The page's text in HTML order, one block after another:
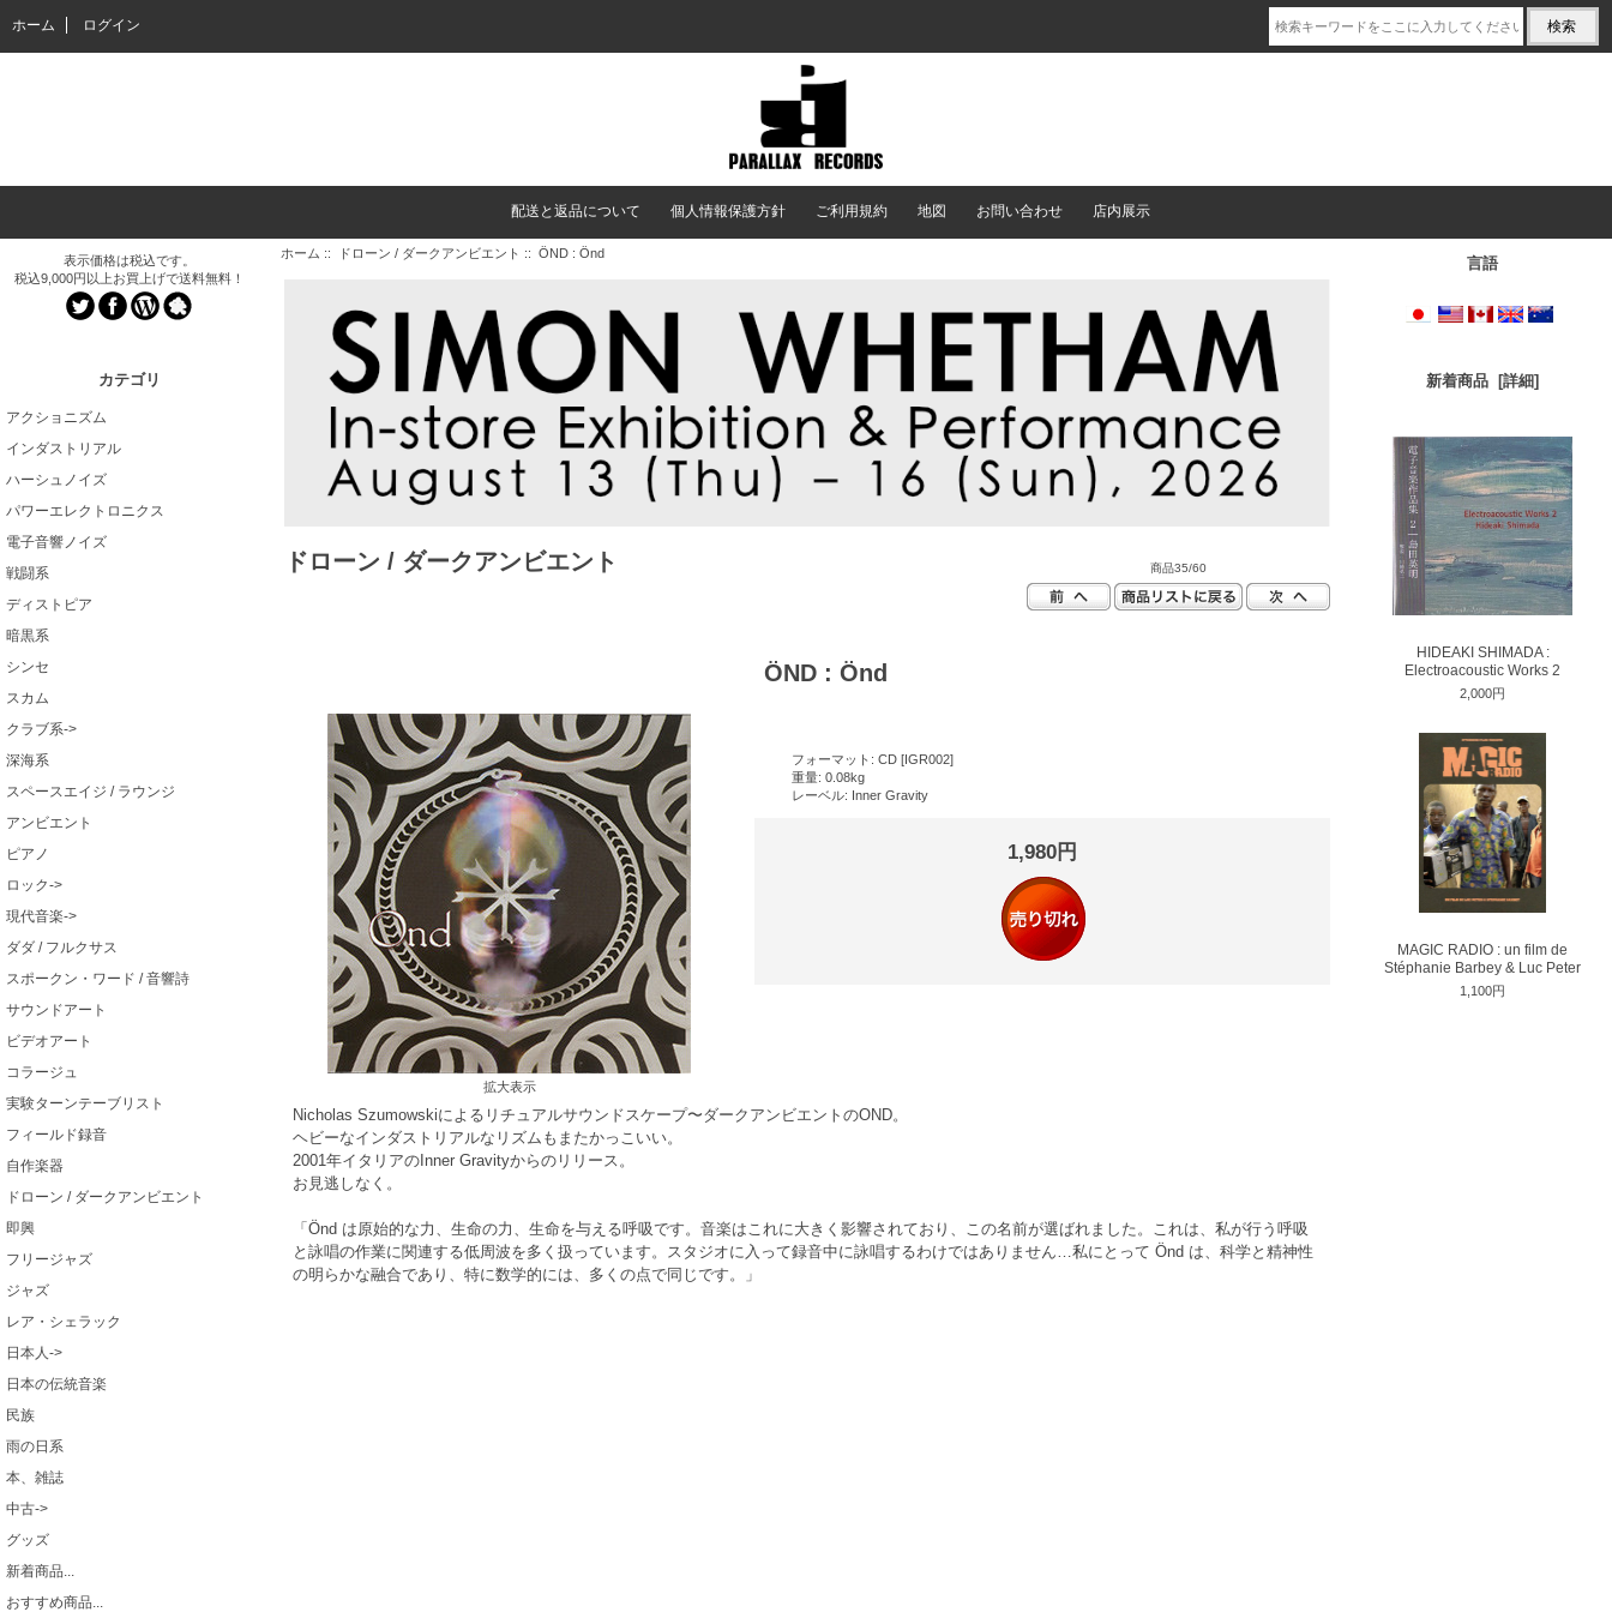
ホーム ログイン
配送と返品について 個人情報保護方針 ご利用規約 地図 お問い合わせ 店内展示
表示価格は税込です。
税込9,000円以上お買上げで送料無料！
カテゴリ
アクショニズム
インダストリアル
ハーシュノイズ
パワーエレクトロニクス
電子音響ノイズ
戦闘系
ディストピア
暗黒系
シンセ
スカム
クラブ系->
深海系
スペースエイジ / ラウンジ
アンビエント
ピアノ
ロック->
現代音楽->
ダダ / フルクサス
スポークン・ワード / 音響詩
サウンドアート
ビデオアート
コラージュ
実験ターンテーブリスト
フィールド録音
自作楽器
ドローン / ダークアンビエント
即興
フリージャズ
ジャズ
レア・シェラック
日本人->
日本の伝統音楽
民族
雨の日系
本、雑誌
中古->
グッズ
新着商品...
おすすめ商品...
ホーム :: ドローン / ダークアンビエント :: ÖND : Önd
ドローン / ダークアンビエント 商品35/60
ÖND : Önd
拡大表示
フォーマット: CD [IGR002]
重量: 0.08kg
レーベル: Inner Gravity
1,980円
Nicholas Szumowskiによるリチュアルサウンドスケープ〜ダークアンビエントのOND。
ヘビーなインダストリアルなリズムもまたかっこいい。
2001年イタリアのInner Gravityからのリリース。
お見逃しなく。
「Önd は原始的な力、生命の力、生命を与える呼吸です。音楽はこれに大きく影響されており、この名前が選ばれました。これは、私が行う呼吸
と詠唱の作業に関連する低周波を多く扱っています。スタジオに入って録音中に詠唱するわけではありません…私にとって Önd は、科学と精神性
の明らかな融合であり、特に数学的には、多くの点で同じです。」
言語
新着商品 [詳細]
HIDEAKI SHIMADA :
Electroacoustic Works 2
2,000円
MAGIC RADIO : un film de
Stéphanie Barbey & Luc Peter
1,100円